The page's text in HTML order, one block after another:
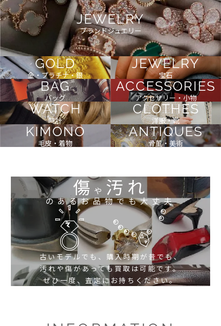
JEWELRY
ブランドジュエリー
GOLD
金・プラチナ・銀
JEWELRY
宝石
BAG
バッグ
ACCESSORIES
アクセサリー・小物
WATCH
時計
CLOTHES
洋服・靴
KIMONO
毛皮・着物
ANTIQUES
骨董・美術
傷や 汚れ
のあるお品物でも大丈夫
古いモデルでも、購入時期が昔でも、
汚れや傷があっても買取は可能です。
ぜひ一度、査定にお持ちください。